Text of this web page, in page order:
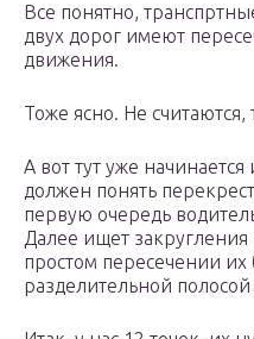
Все понятно,
двух дорог имеют
движения.
Тоже ясно. Не считаются,
А вот тут уже
должен понять
первую очередь
Далее ищет закругления
простом пересечении их
разделительной